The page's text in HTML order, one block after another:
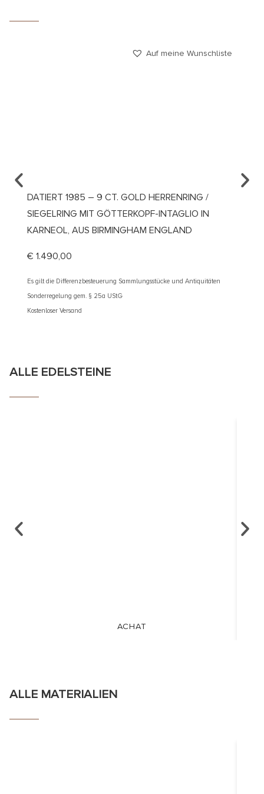
Auf meine Wunschliste
DATIERT 1985 – 9 CT. GOLD HERRENRING /
SIEGELRING MIT GÖTTERKOPF-INTAGLIO IN
KARNEOL, AUS BIRMINGHAM ENGLAND
€ 1.490,00
Es gilt die Differenzbesteuerung Sammlungsstücke und Antiquitäten
Sonderregelung gem. § 25a UStG
Kostenloser Versand
ALLE EDELSTEINE
ACHAT
ALLE MATERIALIEN